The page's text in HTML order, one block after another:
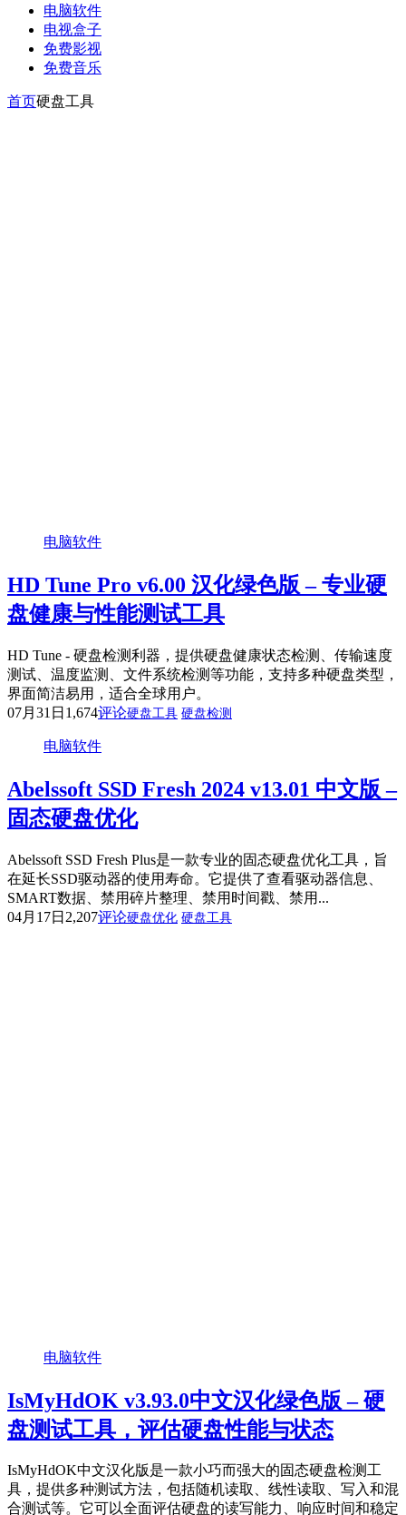
电脑软件
电视盒子
免费影视
免费音乐
首页硬盘工具
电脑软件
HD Tune Pro v6.00 汉化绿色版 – 专业硬
盘健康与性能测试工具
HD Tune - 硬盘检测利器，提供硬盘健康状态检测、传输速度
测试、温度监测、文件系统检测等功能，支持多种硬盘类型，
界面简洁易用，适合全球用户。
07月31日 1,674评论硬盘工具 硬盘检测
电脑软件
Abelssoft SSD Fresh 2024 v13.01 中文版 –
固态硬盘优化
Abelssoft SSD Fresh Plus是一款专业的固态硬盘优化工具，旨
在延长SSD驱动器的使用寿命。它提供了查看驱动器信息、
SMART数据、禁用碎片整理、禁用时间戳、禁用...
04月17日 2,207评论硬盘优化 硬盘工具
电脑软件
IsMyHdOK v3.93.0中文汉化绿色版 – 硬
盘测试工具，评估硬盘性能与状态
IsMyHdOK中文汉化版是一款小巧而强大的固态硬盘检测工
具，提供多种测试方法，包括随机读取、线性读取、写入和混
合测试等。它可以全面评估硬盘的读写能力、响应时间和稳定